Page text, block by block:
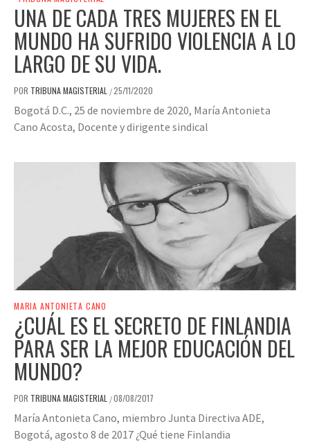
UNA DE CADA TRES MUJERES EN EL
MUNDO HA SUFRIDO VIOLENCIA A LO
LARGO DE SU VIDA.
POR TRIBUNA MAGISTERIAL /25/11/2020
Bogotá D.C., 25 de noviembre de 2020, María Antonieta
Cano Acosta, Docente y dirigente sindical
MARIA ANTONIETA CANO
¿CUÁL ES EL SECRETO DE FINLANDIA
PARA SER LA MEJOR EDUCACIÓN DEL
MUNDO?
POR TRIBUNA MAGISTERIAL /08/08/2017
María Antonieta Cano, miembro Junta Directiva ADE,
Bogotá, agosto 8 de 2017 ¿Qué tiene Finlandia